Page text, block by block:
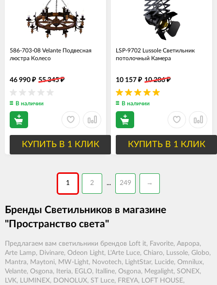
586-703-08 Velante Подвесная
люстра Колесо
46 990 ₽ 55 345₽
В наличии
КУПИТЬ В 1 КЛИК
LSP-9702 Lussole Светильник
потолочный Камера
10 157 ₽ 10 286₽
В наличии
КУПИТЬ В 1 КЛИК
1 2 ... 249 →
Бренды Светильников в магазине
"Пространство света"
Предлагаем вам светильники брендов Loft it, Favorite, Аврора,
Arte Lamp, Divinare, Odeon Light, L'Arte Luce, Chiaro, Lussole, Globo,
Mantra, Maytoni, MW-Light, Novotech, LightStar, Lucide, Omnilux,
Velante, Osgona, Iteria, EGLO, Italline, Osgona, Megalight, SONEX,
LVK, LUMINEX, DONOLUX, ST Luce, FREYA, LOFT HOUSE,